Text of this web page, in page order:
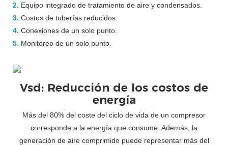
2. Equipo integrado de tratamiento de aire y condensados.
3. Costos de tuberías reducidos.
4. Conexiones de un solo punto.
5. Monitoreo de un solo punto.
Vsd: Reducción de los costos de
energía
Más del 80% del coste del ciclo de vida de un compresor
corresponde a la energía que consume. Además, la
generación de aire comprimido puede representar más del